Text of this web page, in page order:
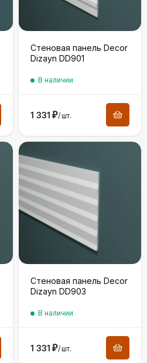
Стеновая панель Decor
Dizayn DD901
В наличии
1 331 ₽/шт.
Стеновая панель Decor
Dizayn DD903
В наличии
1 331 ₽/шт.